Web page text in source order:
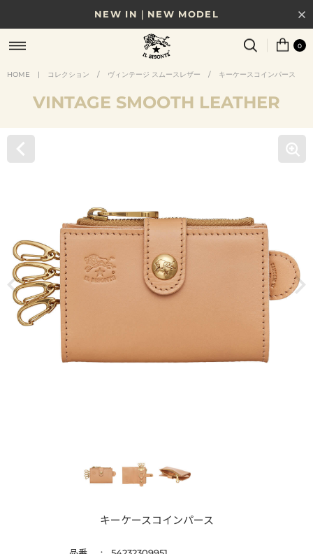
NEW IN｜NEW MODEL
8/17(月)10時まで｜税込11,000円以上で送料無料
贈る相手やシーンから選べる、新しいギフトガイド
NEW IN｜COLOR LEATHER
0
HOME | コレクション / ヴィンテージ スムースレザー / キーケースコインパース
VINTAGE SMOOTH LEATHER
キーケースコインパース